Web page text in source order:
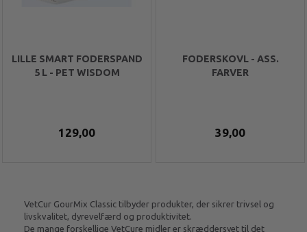
LILLE SMART FODERSPAND
5 L - PET WISDOM
129,00
FODERSKOVL - ASS.
FARVER
39,00
VetCur GourMix Classic tilbyder produkter, der sikrer trivsel og
livskvalitet, dyrevelfærd og produktivitet.
De mange forskellige VetCure midler er skræddersyet til det